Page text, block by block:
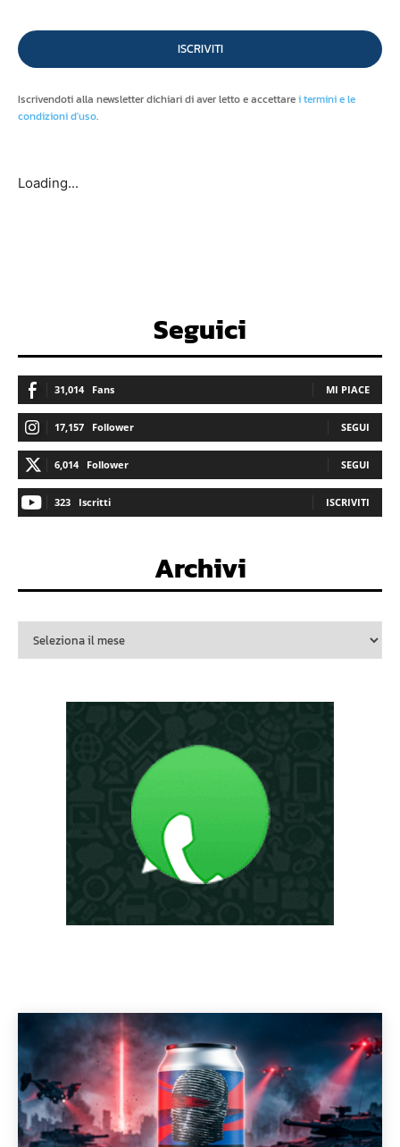
ISCRIVITI
Iscrivendoti alla newsletter dichiari di aver letto e accettarei termini e le
condizioni d'uso.
Loading...
Seguici
31,014 Fans MI PIACE
17,157 Follower SEGUI
6,014 Follower SEGUI
323 Iscritti ISCRIVITI
Archivi